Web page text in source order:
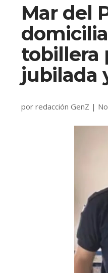
Mar del
tobillera
jubilada
porredacción GenZ |